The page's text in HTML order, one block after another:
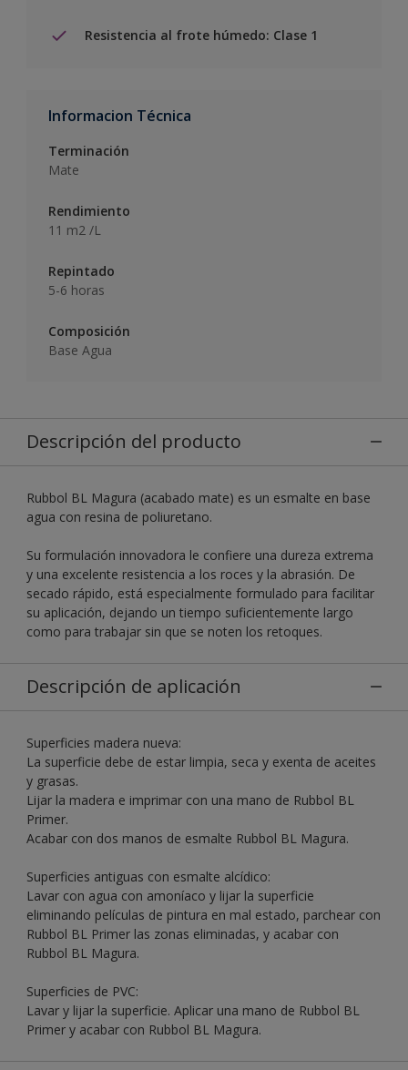
Resistencia al frote húmedo: Clase 1
Informacion Técnica
Terminación
Mate
Rendimiento
11 m2 /L
Repintado
5-6 horas
Composición
Base Agua
Descripción del producto
Rubbol BL Magura (acabado mate) es un esmalte en base
agua con resina de poliuretano.
Su formulación innovadora le confiere una dureza extrema
y una excelente resistencia a los roces y la abrasión. De
secado rápido, está especialmente formulado para facilitar
su aplicación, dejando un tiempo suficientemente largo
como para trabajar sin que se noten los retoques.
Descripción de aplicación
Superficies madera nueva:
La superficie debe de estar limpia, seca y exenta de aceites
y grasas.
Lijar la madera e imprimar con una mano de Rubbol BL
Primer.
Acabar con dos manos de esmalte Rubbol BL Magura.
Superficies antiguas con esmalte alcídico:
Lavar con agua con amoníaco y lijar la superficie
eliminando películas de pintura en mal estado, parchear con
Rubbol BL Primer las zonas eliminadas, y acabar con
Rubbol BL Magura.
Superficies de PVC:
Lavar y lijar la superficie. Aplicar una mano de Rubbol BL
Primer y acabar con Rubbol BL Magura.